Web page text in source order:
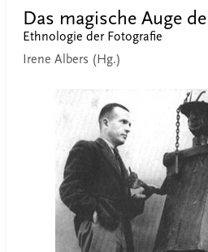
Das magische Auge
Ethnologie der Fotografie
Irene Albers (Hg.)